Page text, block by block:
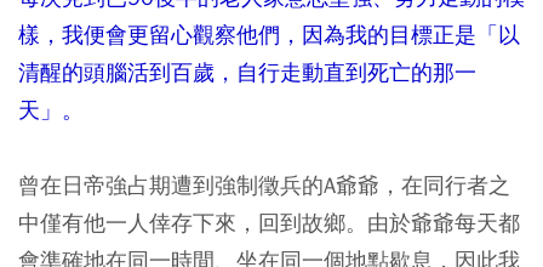
樣，我便會更留心觀察他們，因為我的目標正是「以
清醒的頭腦活到百歲，自行走動直到死亡的那一
天」。
曾在日帝強占期遭到強制徵兵的A爺爺，在同行者之
中僅有他一人倖存下來，回到故鄉。由於爺爺每天都
會準確地在同一時間、坐在同一個地點歇息，因此我